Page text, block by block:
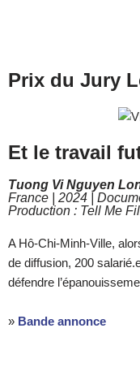
Prix du Jury
Et le travail
Tuong Vi Nguyen
France | 2024 |
Production : Tell Me
A Hô-Chi-Minh-Ville,
de diffusion, 200
défendre
» Bande annonce